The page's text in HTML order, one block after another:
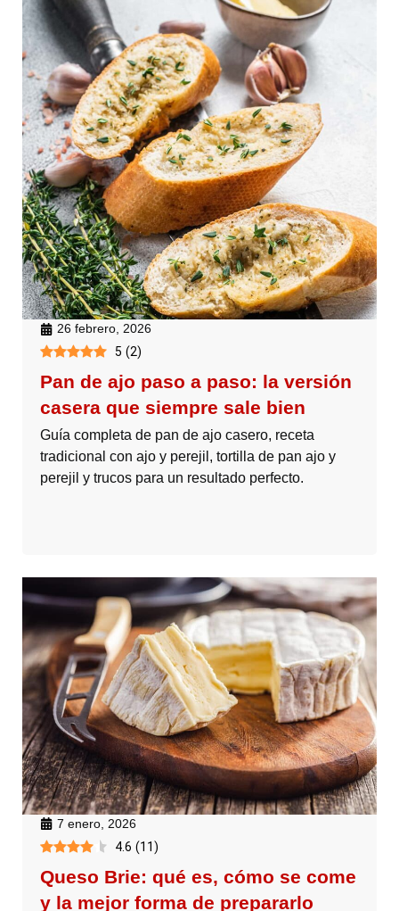
26 febrero, 2026
5 (2)
Pan de ajo paso a paso: la versión
casera que siempre sale bien
Guía completa de pan de ajo casero, receta
tradicional con ajo y perejil, tortilla de pan ajo y
perejil y trucos para un resultado perfecto.
7 enero, 2026
4.6 (11)
Queso Brie: qué es, cómo se come
y la mejor forma de prepararlo